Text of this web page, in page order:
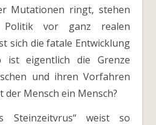
Mutationen ringt, stehen
Politik vor ganz realen
sich die fatale Entwicklung
ist eigentlich die Grenze
und ihren Vorfahren
der Mensch ein Mensch?
Steinzeitvrus“ weist so